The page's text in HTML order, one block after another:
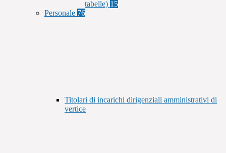
tabelle) 15
Personale 76
Titolari di incarichi dirigenziali amministrativi di
vertice